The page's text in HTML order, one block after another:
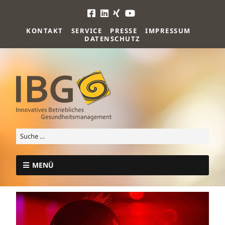
KONTAKT SERVICE PRESSE
IMPRESSUM
DATENSCHUTZ
MENÜ